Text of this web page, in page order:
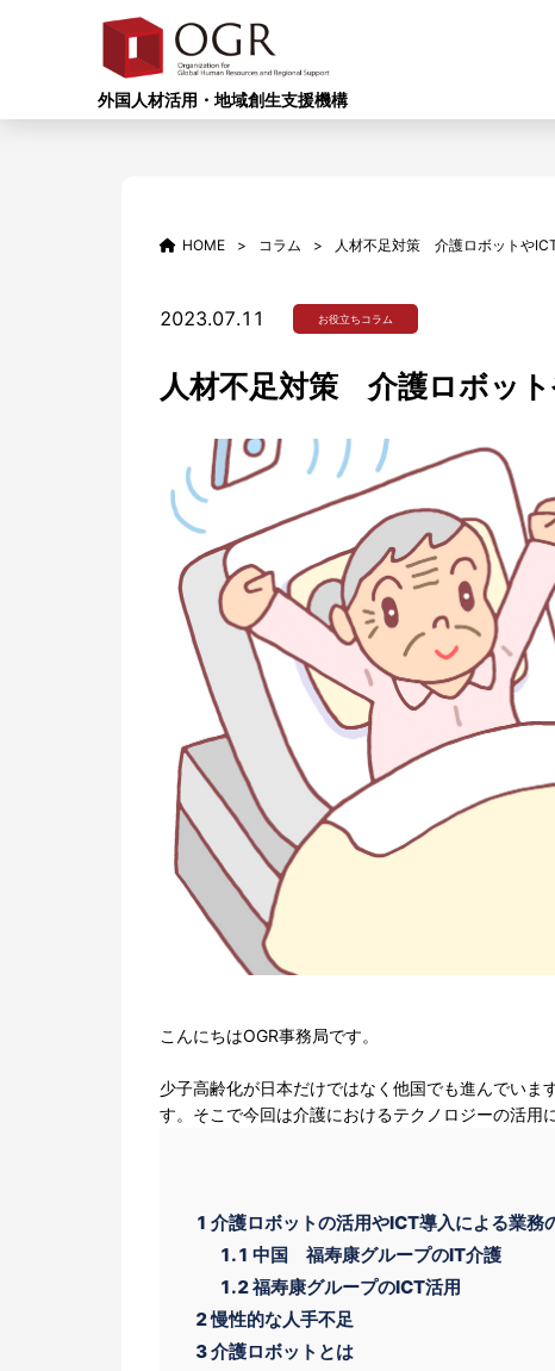
外国人材活用・地域創生支援機構
HOME コラム 人材不足対策 介護ロボットや
2023.07.11 お役立ちコラム
人材不足対策 介護ロボッ
こんにちはOGR事務局です。
少子高齢化が日本だけではなく他国でも進んでい
す。そこで今回は介護におけるテクノロジーの活用
1 介護ロボットの活用やICT導入による業務
1.1 中国 福寿康グループのIT介護
1.2福寿康グループのICT活用
2慢性的な人手不足
3介護ロボットとは